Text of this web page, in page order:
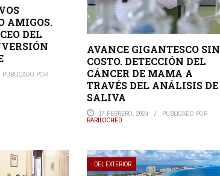
AMIGOS.
DEL
PUBLICADO POR
AVANCE GIGANTESCO SIN
COSTO. DETECCIÓN DEL
CÁNCER DE MAMA A
TRAVÉS DEL ANÁLISIS DE
SALIVA
17 FEBRERO, 2024 PUBLICADO POR
BARILOCHED
DEL EXTERIOR